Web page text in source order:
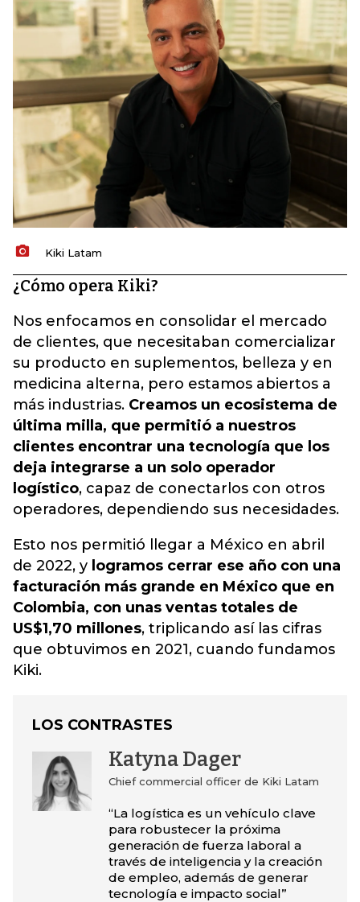
Kiki Latam
¿Cómo opera Kiki?
Nos enfocamos en consolidar el mercado
de clientes, que necesitaban comercializar
su producto en suplementos, belleza y en
medicina alterna, pero estamos abiertos a
más industrias. Creamos un ecosistema de
última milla, que permitió a nuestros
clientes encontrar una tecnología que los
deja integrarse a un solo operador
logístico, capaz de conectarlos con otros
operadores, dependiendo sus necesidades.
Esto nos permitió llegar a México en abril
de 2022, y logramos cerrar ese año con una
facturación más grande en México que en
Colombia, con unas ventas totales de
US$1,70 millones, triplicando así las cifras
que obtuvimos en 2021, cuando fundamos
Kiki.
LOS CONTRASTES
Katyna Dager
Chief commercial officer de Kiki Latam
“La logística es un vehículo clave
para robustecer la próxima
generación de fuerza laboral a
través de inteligencia y la creación
de empleo, además de generar
tecnología e impacto social”